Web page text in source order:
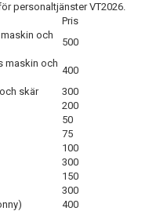
personaltjänster VT2026.
Pris
och
500
maskin och
400
skär
300
200
50
75
100
300
150
300
400